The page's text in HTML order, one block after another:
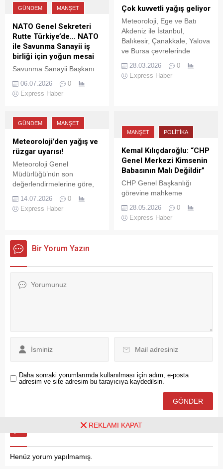
insanların çocuk sahibi olma
kararını ertelediğini söyledi.
Babacan, mevcut tablonun
“sürdürülemez” olduğunu ve
bunun bir “beka sorunu”
haline geldiğini ifade etti.
GÜNDEM MANŞET
NATO Genel Sekreteri
Rutte Türkiye’de… NATO
ile Savunma Sanayii iş
birliği için yoğun mesai
Savunma Sanayii Başkanı
NATO Genel Sekreteri Mark
Rutte’yi havalimanında
Savunma Sanayii Forumu
kapsamında İttifak
ülkeleriyle iş birliğini
güçlendirecek önemli
söyledi.
06.07.2026
0
Express Haber
Çok kuvvetli yağış geliyor
Meteoroloji, Ege ve Batı
Akdeniz ile İstanbul,
Balıkesir, Çanakkale, Yalova
ve Bursa çevrelerinde
Muğla çevrelerinde yer yer
çok kuvvetli ve şiddetli
uyarısında bulundu.
28.03.2026
0
Express Haber
GÜNDEM MANŞET
Meteoroloji’den yağış ve
rüzgar uyarısı!
Meteoroloji Genel
Müdürlüğü’nün son
değerlendirmelerine göre,
Akdeniz’in Toroslar
mevkiinde sağanak ve gök
Karadeniz’de sıcaklıklar
düşerken, Güney Ege
14.07.2026
0
Express Haber
MANŞET POLITIKA
Kemal Kılıçdaroğlu: “CHP
Genel Merkezi Kimsenin
Babasının Malı Değildir”
CHP Genel Başkanlığı
görevine mahkeme
Kılıçdaroğlu, bayramlaşma
programında yaptığı
28.05.2026
0
Express Haber
Bir Yorum Yazın
Daha sonraki yorumlarımda kullanılması için adım, e-posta
adresim ve site adresim bu tarayıcıya kaydedilsin.
Ziyaretçi Yorumları - 0 Yorum
Henüz yorum yapılmamış.
REKLAMI KAPAT